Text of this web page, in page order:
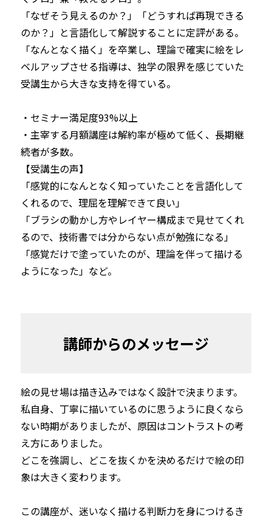
「なぜそう見えるのか？」「どうすれば再現できる
のか？」と言語化して解説することに定評がある。
「なんとなく描く」を卒業し、理論で確実に絵をレ
ベルアップさせる指導は、独学の限界を感じていた
受講生から大きな支持を得ている。
・セミナー満足度93%以上
・主宰する月額講座は解約率が極めて低く、長期継
続者が多数。
【受講生の声】
「感覚的になんとなく知っていたことを言語化して
くれるので、理屈を理解できて良い」
「ブラシの動かし方やレイヤー構成まで見せてくれ
るので、技術書では分からない点が勉強になる」
「感覚だけで塗っていたのが、理論を伴って描ける
ようになった」など。
講師からのメッセージ
絵の見せ場は描き込みではなく設計で決まります。
私自身、丁寧に描いているのに思うように良くなら
ない時期がありましたが、原因はコントラストの考
え方にありました。
どこを強調し、どこを抜くかを決めるだけで絵の印
象は大きく変わります。
この講座が、迷いなく描ける判断力を身につけるき